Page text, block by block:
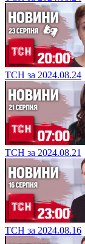
ТСН за 2024.08.24
ТСН за 2024.08.21
ТСН за 2024.08.16